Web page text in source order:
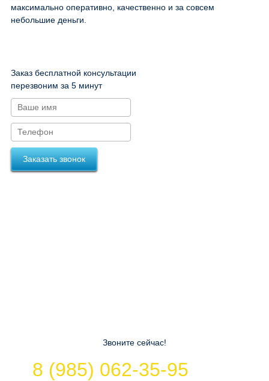
максимально оперативно, качественно и за совсем
небольшие деньги.
Заказ бесплатной консультации
перезвоним за 5 минут
Заказать звонок
Звоните сейчас!
8 (985) 062-35-95